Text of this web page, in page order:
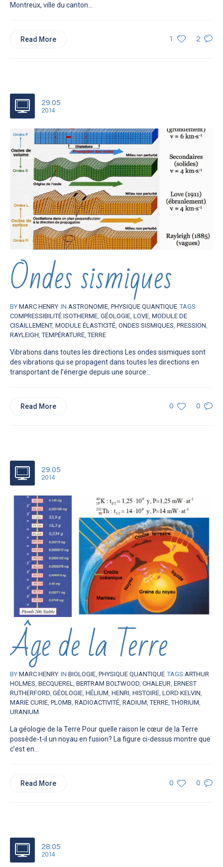
Montreux, ville du canton...
1 2
Read More
29.05
2014
Ondes sismiques
BY MARC HENRY IN ASTRONOMIE, PHYSIQUE QUANTIQUE TAGS
COMPRESSIBILITÉ ISOTHERME, GÉOLOGIE, LOVE, MODULE DE
CISAILLEMENT, MODULE ÉLASTICITÉ, ONDES SISMIQUES, PRESSION,
RAYLEIGH,TEMPÉRATURE,TERRE
Vibrations dans toutes les directions Les ondes sismiques sont
des vibrations qui se propagent dans toutes les directions en
transportant de l’énergie depuis une source...
0 0
Read More
29.05
2014
Âge de la Terre
BY MARC HENRY IN BIOLOGIE, PHYSIQUE QUANTIQUE TAGS ARTHUR
HOLMES, BECQUEREL, BERTRAM BOLTWOOD, CHALEUR, ERNEST
RUTHERFORD, GÉOLOGIE, HÉLIUM, HENRI, HISTOIRE, LORD KELVIN,
MARIE CURIE, PLOMB, RADIOACTIVITÉ, RADIUM,TERRE,THORIUM,
URANIUM
La géologie de la Terre Pour quelle raison le cœur de la Terre
possède-t-il un noyau en fusion? La figure ci-dessus montre que
c’est en...
0 0
Read More
28.05
2014